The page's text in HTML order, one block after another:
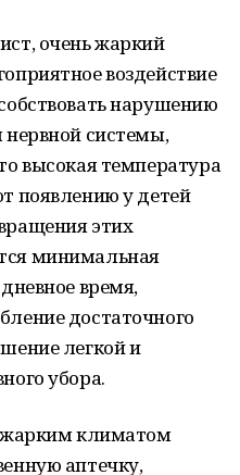
очень жаркий
воздействие
нарушению
нервной системы,
высокая температура
появлению у детей
этих
минимальная
время,
достаточного
легкой и
убора.
климатом
аптечку,